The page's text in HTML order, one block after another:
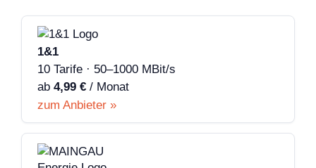
1&1
10 Tarife · 50–1000 MBit/s
ab 4,99 € / Monat
zum Anbieter »